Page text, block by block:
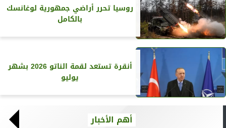
روسيا تحرر أراضي جمهورية لوغانسك
بالكامل
أنقرة تستعد لقمة الناتو 2026 بشهر
يوليو
أهم الأخبار